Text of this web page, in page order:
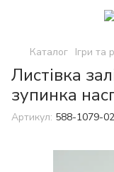
Каталог Ігри та
Листівка
зупинка
Артикул: 588-1079-